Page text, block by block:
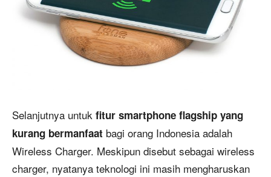
Selanjutnya untuk fitur smartphone flagship yang
kurang bermanfaat bagi orang Indonesia adalah
Wireless Charger. Meskipun disebut sebagai wireless
charger, nyatanya teknologi ini masih mengharuskan